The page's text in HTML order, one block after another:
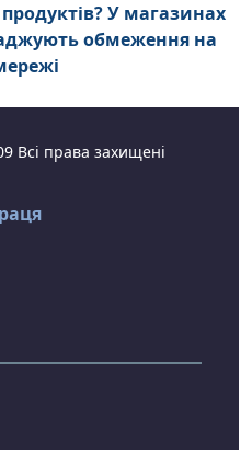
У магазинах
обмеження на
Всі права захищені